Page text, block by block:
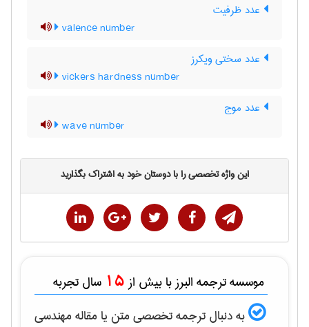
عدد ظرفیت
valence number
عدد سختی ویکرز
vickers hardness number
عدد موج
wave number
این واژه تخصصی را با دوستان خود به اشتراک بگذارید
موسسه ترجمه البرز با بیش از 15 سال تجربه
به دنبال ترجمه تخصصی متن یا مقالهمهندسی